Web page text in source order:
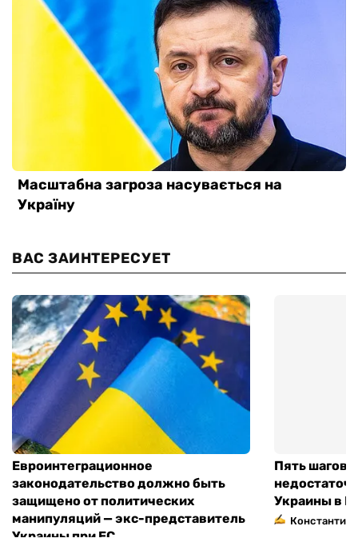
ВАС ЗАИНТЕРЕСУЕТ
Евроинтеграционное
законодательство должно быть
защищено от политических
манипуляций — экс-представитель
Украины при ЕС
Пять шагов
Украины в
Константин